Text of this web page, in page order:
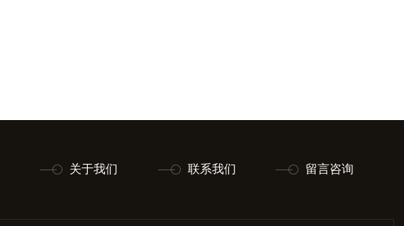
关于我们 联系我们 留言咨询